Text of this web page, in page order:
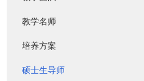
教学名师
培养方案
硕士生导师